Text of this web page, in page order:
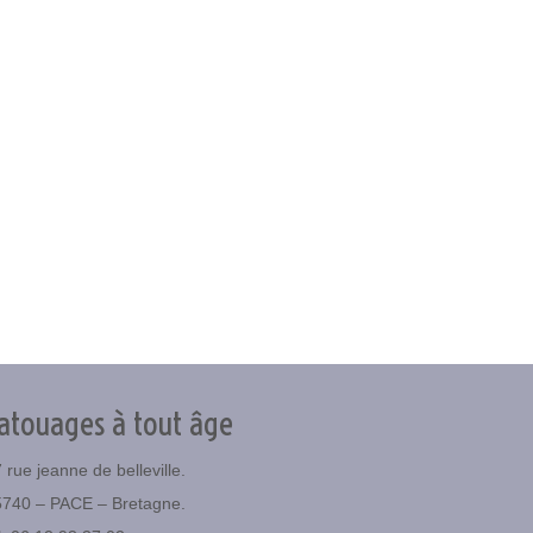
à tout âge
rue jeanne de belleville.
– PACE – Bretagne.